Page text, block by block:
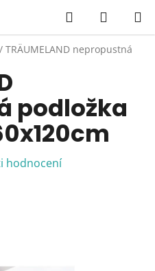
Hledat
KOŠÍK
/ TRÄUMELAND nepropustná
podložka
hodnocení